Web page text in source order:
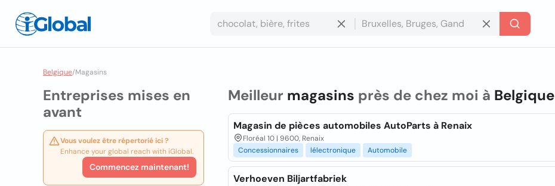
Belgique/Magasins
Entreprises mises en
avant
Vous voulez être répertorié ici ?
Enhance your global reach with iGlobal.
Commencez maintenant!
Meilleur magasins près de chez moi à Belgique
Magasin de pièces automobiles AutoParts à Renaix
Floréal 10 | 9600, Renaix
Concessionnaires
lélectronique Automobile
Verhoeven Biljartfabriek